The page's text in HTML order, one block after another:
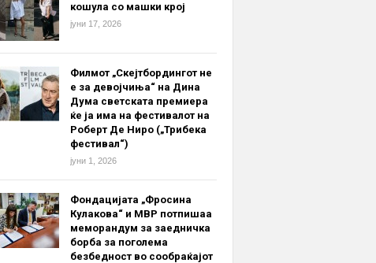
кошула со машки крој
јуни 17, 2026
Филмот „Скејтбордингот не
е за девојчиња“ на Дина
Дума светската премиера
ќе ја има на фестивалот на
Роберт Де Ниро („Трибека
фестивал“)
јуни 1, 2026
Фондацијата „Фросина
Кулакова“ и МВР потпишаа
меморандум за заедничка
борба за поголема
безбедност во сообраќајот